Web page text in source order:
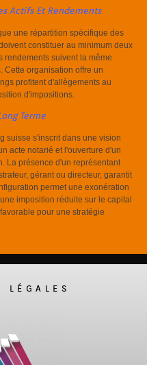
Actifs Et Rendements
une répartition spécifique des
constituer au minimum deux
rendements suivent la même
Cette organisation offre un
profitent d'allègements au
d'impositions.
Terme
suisse s'inscrit dans une vision
acte notarié et l'ouverture d'un
La présence d'un représentant
gérant ou directeur, garantit
permet une exonération
imposition réduite sur le capital
pour une stratégie
LÉGALES